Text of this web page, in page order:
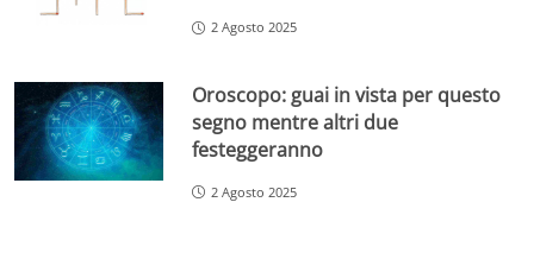
2 Agosto 2025
Oroscopo: guai in vista per questo
segno mentre altri due
festeggeranno
2 Agosto 2025